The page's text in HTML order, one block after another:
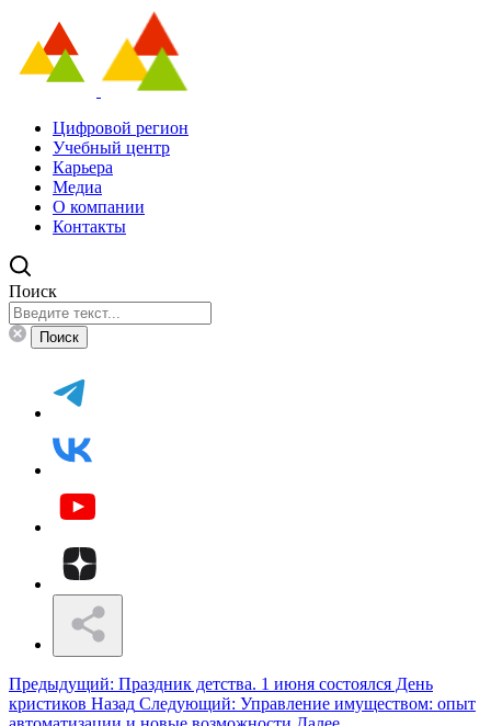
Цифровой регион
Учебный центр
Карьера
Медиа
О компании
Контакты
Поиск
Поиск
Предыдущий: Праздник детства. 1 июня состоялся День
кристиков Назад Следующий: Управление имуществом: опыт